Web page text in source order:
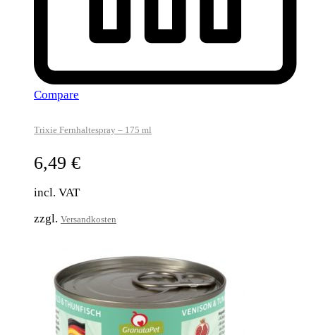
Compare
Trixie Fernhaltespray – 175 ml
6,49 €
incl. VAT
zzgl. Versandkosten